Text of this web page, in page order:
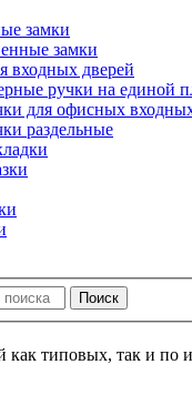
замки
замки
входных дверей
ручки на единой
для офисных
раздельные
как типовых, так и по